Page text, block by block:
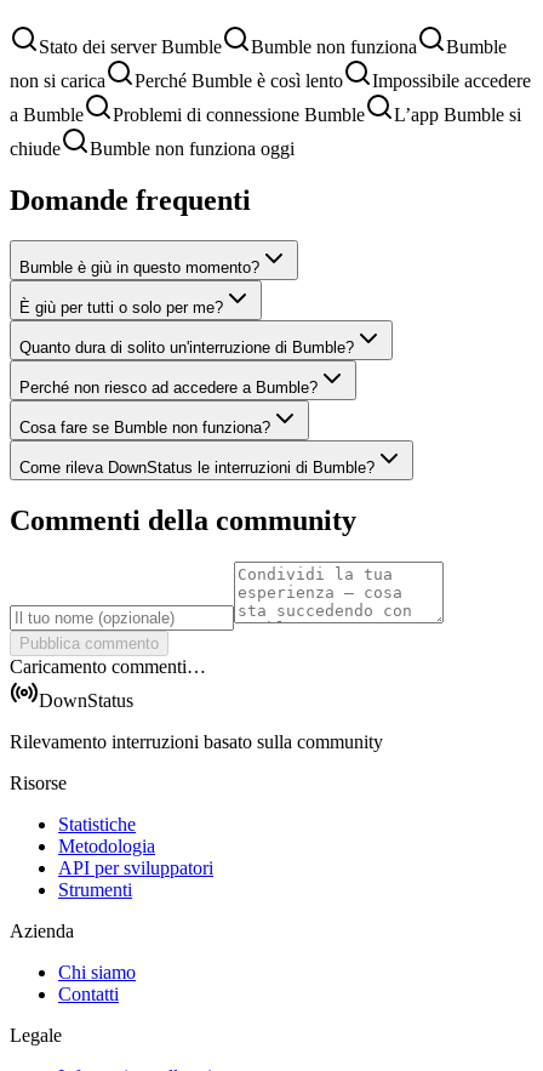
Stato dei server Bumble Bumble non funziona
Bumble
non si carica
Perché Bumble è così lento
Impossibile accedere
a Bumble
Problemi di connessione Bumble
L’app Bumble si
chiude
Bumble non funziona oggi
Domande frequenti
Bumble è giù in questo momento?
È giù per tutti o solo per me?
Quanto dura di solito un'interruzione di Bumble?
Perché non riesco ad accedere a Bumble?
Cosa fare se Bumble non funziona?
Come rileva DownStatus le interruzioni di Bumble?
Commenti della community
Pubblica commento
Caricamento commenti…
DownStatus
Rilevamento interruzioni basato sulla community
Risorse
Statistiche
Metodologia
API per sviluppatori
Strumenti
Azienda
Chi siamo
Contatti
Legale